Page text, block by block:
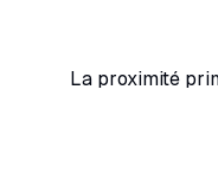
La proximité